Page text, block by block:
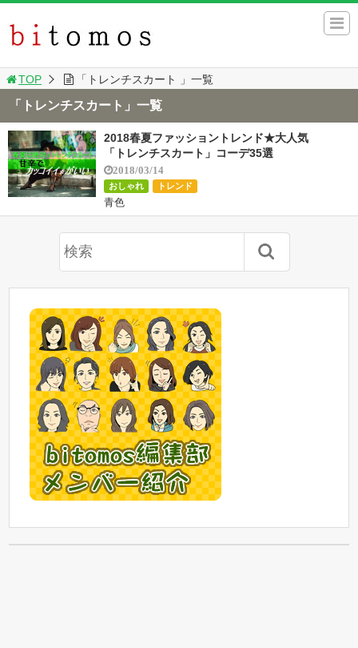
TOP 「トレンチスカート 」一覧
「トレンチスカート」一覧
2018春夏ファッショントレンド★大人気
「トレンチスカート」コーデ35選
2018/03/14
おしゃれ トレンド
青色